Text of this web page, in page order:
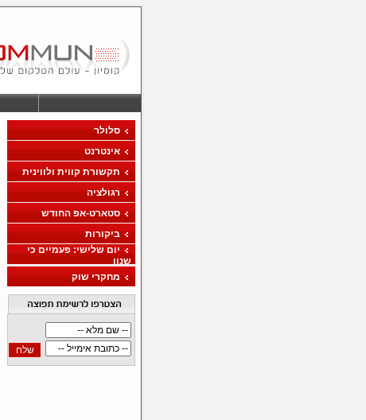
סלולר
אינטרנט
תקשורת קווית ולווינית
רגולציה
סטארט-אפ החודש
ביקורות
יום שלישי: פעמיים כי
שנון
מחקרי שוק